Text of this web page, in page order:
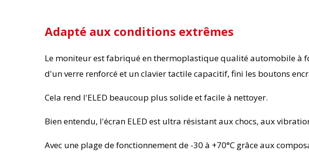
Adapté aux conditions extrêmes
Le moniteur est fabriqué en thermoplastique qualité automobile à
d'un verre renforcé et un clavier tactile capacitif, fini les boutons
Cela rend l'ELED beaucoup plus solide et facile à nettoyer.
Bien entendu, l'écran ELED est ultra résistant aux chocs, aux
Avec une plage de fonctionnement de -30 à +70°C grâce aux